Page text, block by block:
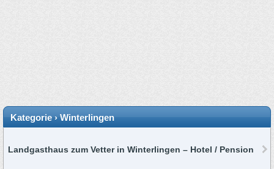
Kategorie › Winterlingen
Landgasthaus zum Vetter in Winterlingen – Hotel / Pension